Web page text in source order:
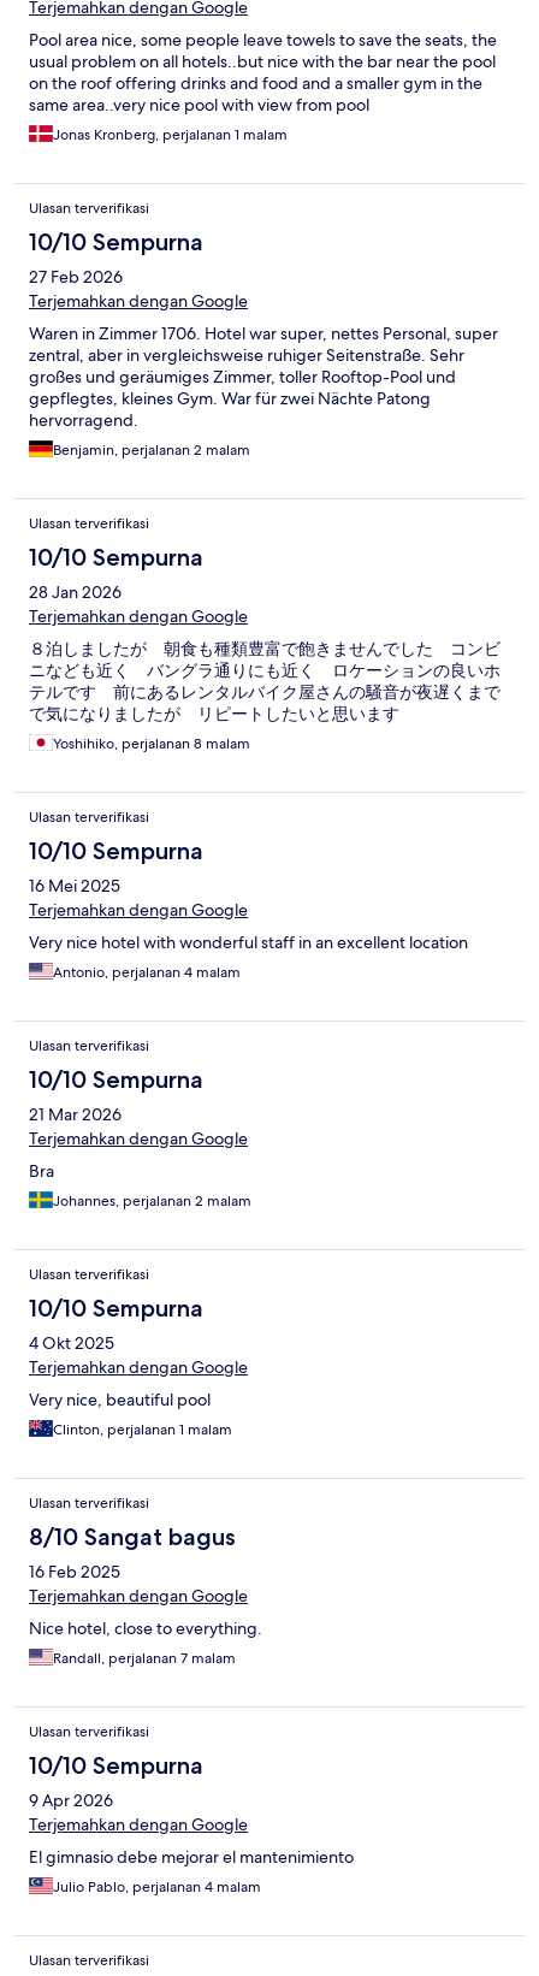
Terjemahkan dengan Google
Pool area nice, some people leave towels to save the seats, the
usual problem on all hotels..but nice with the bar near the pool
on the roof offering drinks and food and a smaller gym in the
same area..very nice pool with view from pool
Jonas Kronberg, perjalanan 1 malam
Ulasan terverifikasi
10/10 Sempurna
27 Feb 2026
Terjemahkan dengan Google
Waren in Zimmer 1706. Hotel war super, nettes Personal, super
zentral, aber in vergleichsweise ruhiger Seitenstraße. Sehr
großes und geräumiges Zimmer, toller Rooftop-Pool und
gepflegtes, kleines Gym. War für zwei Nächte Patong
hervorragend.
Benjamin, perjalanan 2 malam
Ulasan terverifikasi
10/10 Sempurna
28 Jan 2026
Terjemahkan dengan Google
８泊しましたが 朝食も種類豊富で飽きませんでした コンビ
ニなども近く バングラ通りにも近く ロケーションの良いホ
テルです 前にあるレンタルバイク屋さんの騒音が夜遅くまで
で気になりましたが リピートしたいと思います
Yoshihiko, perjalanan 8 malam
Ulasan terverifikasi
10/10 Sempurna
16 Mei 2025
Terjemahkan dengan Google
Very nice hotel with wonderful staff in an excellent location
Antonio, perjalanan 4 malam
Ulasan terverifikasi
10/10 Sempurna
21 Mar 2026
Terjemahkan dengan Google
Bra
Johannes, perjalanan 2 malam
Ulasan terverifikasi
10/10 Sempurna
4 Okt 2025
Terjemahkan dengan Google
Very nice, beautiful pool
Clinton, perjalanan 1 malam
Ulasan terverifikasi
8/10 Sangat bagus
16 Feb 2025
Terjemahkan dengan Google
Nice hotel, close to everything.
Randall, perjalanan 7 malam
Ulasan terverifikasi
10/10 Sempurna
9 Apr 2026
Terjemahkan dengan Google
El gimnasio debe mejorar el mantenimiento
Julio Pablo, perjalanan 4 malam
Ulasan terverifikasi